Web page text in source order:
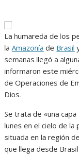
La humareda de los
laAmazonía de Brasil
semanas llegó a
informaron este
de Operaciones de
Dios.
Se trata de «una
lunes en el cielo de la
situada en la región
que llega desde